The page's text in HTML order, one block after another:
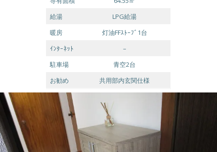
給湯
LPG給湯
暖房
灯油FFｽﾄｰﾌﾞ1台
ｲﾝﾀｰﾈｯﾄ
–
駐車場
青空2台
お勧め
共用部内玄関仕様